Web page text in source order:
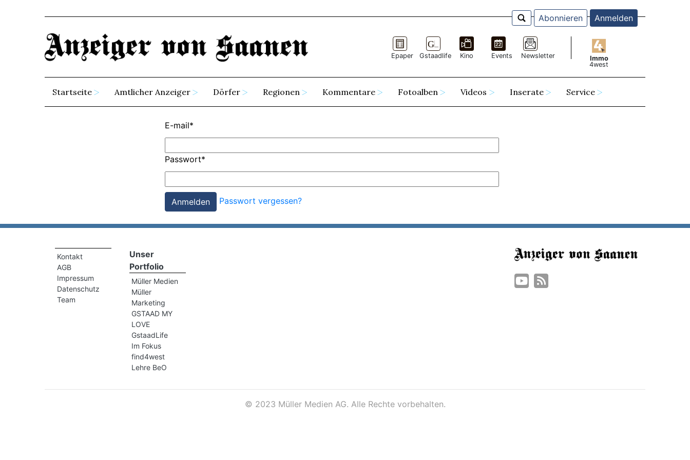
Abonnieren Anmelden
Epaper Gstaadlife Kino Events Newsletter
Immo
4west
Startseite Amtlicher Anzeiger Dörfer Regionen Kommentare Fotoalben Videos Inserate Service
E-mail*
Passwort*
Passwort vergessen?
Kontakt
AGB
Impressum
Datenschutz
Team
Unser
Portfolio
Müller Medien
Müller
Marketing
GSTAAD MY
LOVE
GstaadLife
Im Fokus
find4west
Lehre BeO
© 2023 Müller Medien AG. Alle Rechte vorbehalten.